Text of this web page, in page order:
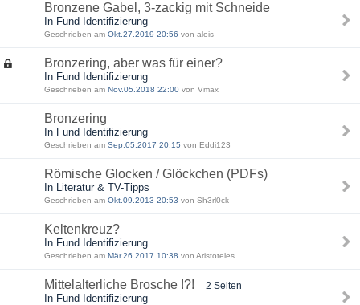
Bronzene Gabel, 3-zackig mit Schneide
In Fund Identifizierung
Geschrieben am Okt.27.2019 20:56 von alois
Bronzering, aber was für einer?
In Fund Identifizierung
Geschrieben am Nov.05.2018 22:00 von Vmax
Bronzering
In Fund Identifizierung
Geschrieben am Sep.05.2017 20:15 von Eddi123
Römische Glocken / Glöckchen (PDFs)
In Literatur & TV-Tipps
Geschrieben am Okt.09.2013 20:53 von Sh3rl0ck
Keltenkreuz?
In Fund Identifizierung
Geschrieben am Mär.26.2017 10:38 von Aristoteles
Mittelalterliche Brosche !?! 2 Seiten
In Fund Identifizierung